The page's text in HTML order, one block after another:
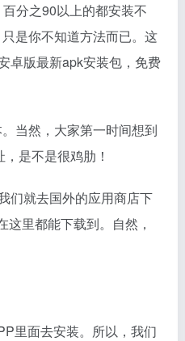
分之90以上的都安装不
是你不知道方法而已。这
卓版最新apk安装包，免费
当然，大家第一时间想到
是不是很鸡肋！
们就去国外的应用商店下
里都能下载到。自然，
里面去安装。所以，我们